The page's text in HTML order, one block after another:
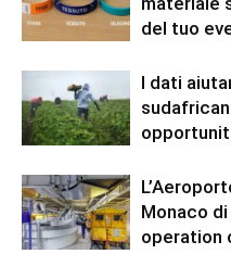
del tuo
I dati
Monaco
operation